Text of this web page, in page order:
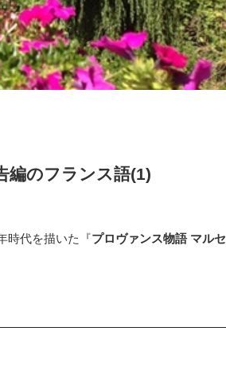
編のフランス語(1)
時代を描いた『プロヴァンス物語 マルセ